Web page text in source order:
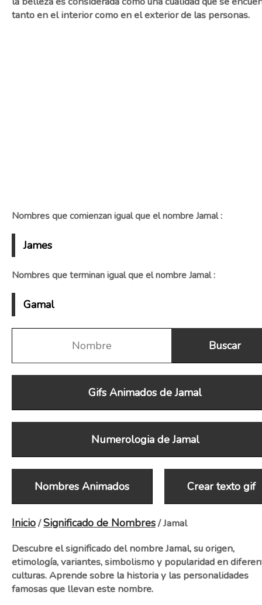
tanto en el interior como en el exterior de las personas.
Nombres que comienzan igual que el nombre Jamal :
James
Nombres que terminan igual que el nombre Jamal :
Gamal
Gifs Animados de Jamal
Numerologia de Jamal
Nombres Animados Crear texto gif
Inicio/Significado de Nombres/ Jamal
Descubre el significado del nombre Jamal, su origen,
etimología, variantes, simbolismo y popularidad en
culturas. Aprende sobre la historia y las personalidades
famosas que llevan este nombre.